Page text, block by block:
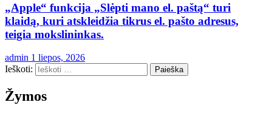
„Apple“ funkcija „Slėpti mano el. paštą“ turi
klaidą, kuri atskleidžia tikrus el. pašto adresus,
teigia mokslininkas.
admin 1 liepos, 2026
Ieškoti:
Žymos